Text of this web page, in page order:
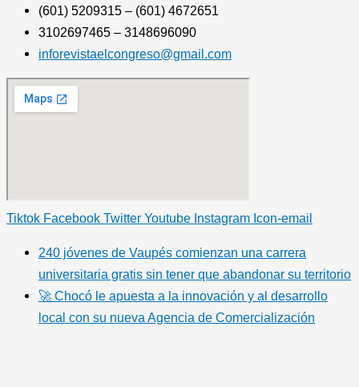
(601) 5209315 – (601) 4672651
3102697465 – 3148696090
inforevistaelcongreso@gmail.com
Tiktok Facebook Twitter Youtube Instagram Icon-email
240 jóvenes de Vaupés comienzan una carrera
universitaria gratis sin tener que abandonar su territorio
🚀 Chocó le apuesta a la innovación y al desarrollo
local con su nueva Agencia de Comercialización